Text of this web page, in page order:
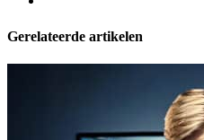
Gerelateerde artikelen